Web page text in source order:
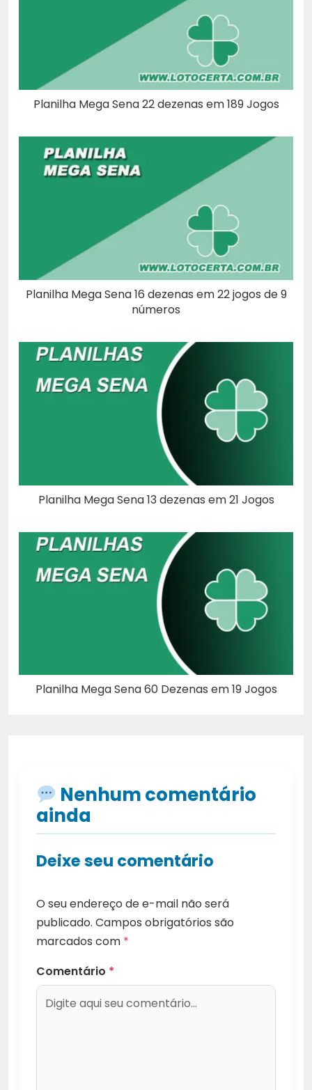
Planilha Mega Sena 22 dezenas em 189 Jogos
Planilha Mega Sena 16 dezenas em 22 jogos de 9
números
Planilha Mega Sena 13 dezenas em 21 Jogos
Planilha Mega Sena 60 Dezenas em 19 Jogos
Nenhum comentário
ainda
Deixe seu comentário
O seu endereço de e-mail não será
publicado. Campos obrigatórios são
marcados com *
Comentário *